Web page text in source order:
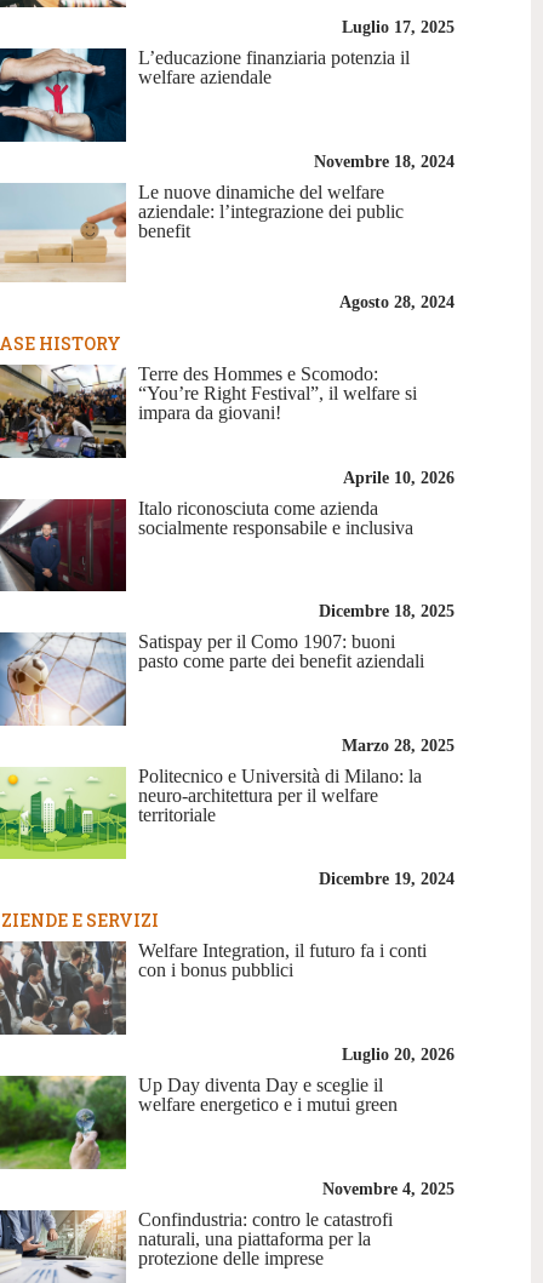
Luglio 17, 2025
L’educazione finanziaria potenzia il
welfare aziendale
Novembre 18, 2024
Le nuove dinamiche del welfare
aziendale: l’integrazione dei public
benefit
Agosto 28, 2024
HISTORY
Terre des Hommes e Scomodo:
“You’re Right Festival”, il welfare si
impara da giovani!
Aprile 10, 2026
Italo riconosciuta come azienda
socialmente responsabile e inclusiva
Dicembre 18, 2025
Satispay per il Como 1907: buoni
pasto come parte dei benefit aziendali
Marzo 28, 2025
Politecnico e Università di Milano: la
neuro-architettura per il welfare
territoriale
Dicembre 19, 2024
E SERVIZI
Welfare Integration, il futuro fa i conti
con i bonus pubblici
Luglio 20, 2026
Up Day diventa Day e sceglie il
welfare energetico e i mutui green
Novembre 4, 2025
Confindustria: contro le catastrofi
naturali, una piattaforma per la
protezione delle imprese